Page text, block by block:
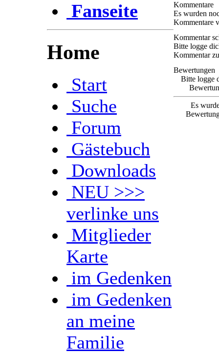
Fanseite
Home
Start
Suche
Forum
Gästebuch
Downloads
NEU >>>
verlinke uns
Mitglieder
Karte
im Gedenken
im Gedenken
an meine
Familie
Kommentare
Es wurden
Kommentare
Kommentar
Bitte logge
Kommentar
Bewertungen
Bitte logge
Es